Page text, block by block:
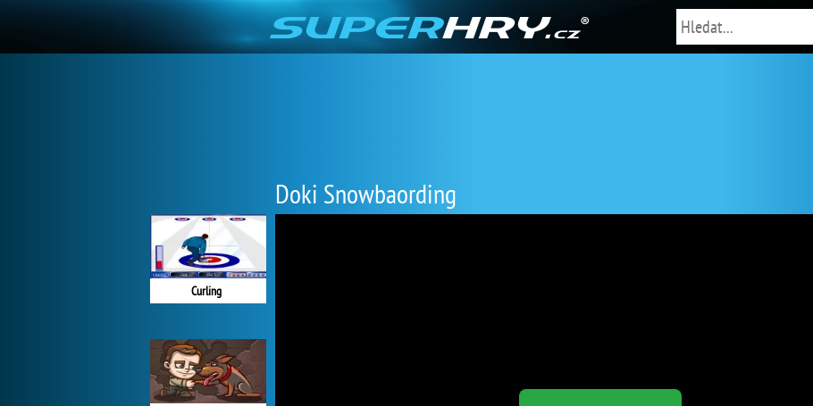
Doki Snowbaording
Curling